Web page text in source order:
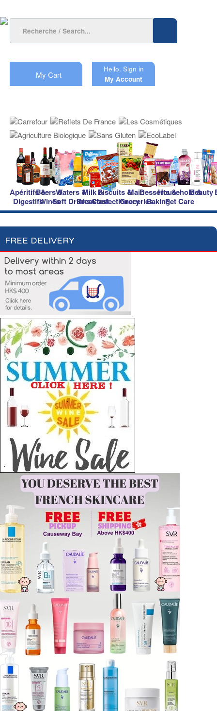
My Cart
Hello. Sign in
My Account
Apéritifs &
Digestifs
Beers &
Wines
Waters &
Soft Drinks
Milk &
Breakfast
Biscuits &
Confectionery
Main
Groceries
Desserts &
Baking
Household &
Pet Care
Beauty
FREE DELIVERY